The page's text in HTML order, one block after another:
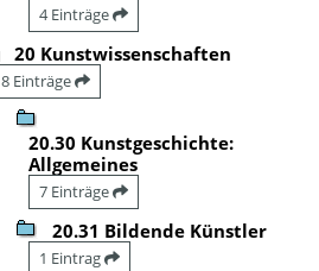
4 Einträge
20 Kunstwissenschaften
8 Einträge
20.30 Kunstgeschichte:
Allgemeines
7 Einträge
20.31 Bildende Künstler
1 Eintrag